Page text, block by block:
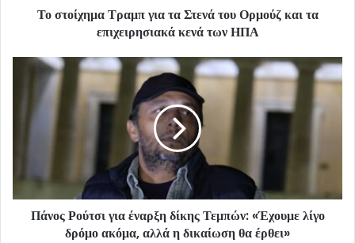
Το στοίχημα Τραμπ για τα Στενά του Ορμούζ και τα
επιχειρησιακά κενά των ΗΠΑ
Πάνος Ρούτσι για έναρξη δίκης Τεμπών: «Έχουμε λίγο
δρόμο ακόμα, αλλά η δικαίωση θα έρθει»